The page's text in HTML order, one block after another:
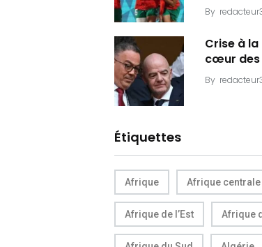
By
Crise à la
cœur
By
Étiquettes
Afrique Afrique centrale
Afrique de l’Est Afrique